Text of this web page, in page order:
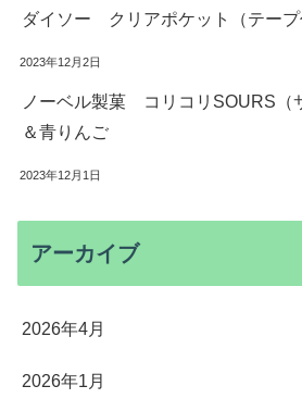
ダイソー クリアポケット（テープ
2023年12月2日
ノーベル製菓 コリコリSOURS（
＆青りんご
2023年12月1日
アーカイブ
2026年4月
2026年1月